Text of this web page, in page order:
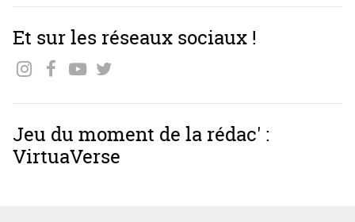
Et sur les réseaux sociaux !
Jeu du moment de la rédac' :
VirtuaVerse